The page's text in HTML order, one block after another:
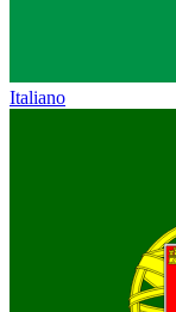
Italiano